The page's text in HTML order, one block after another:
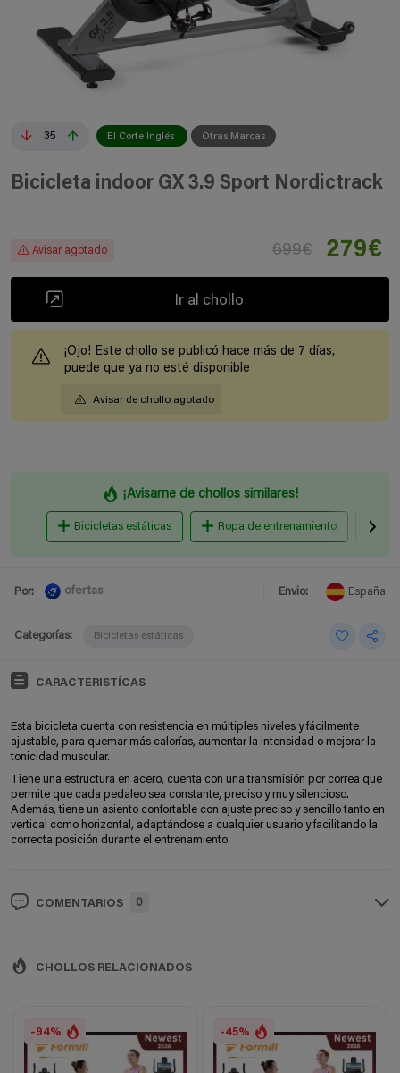
35 El Corte Inglés Otras Marcas
Bicicleta indoor GX 3.9 Sport Nordictrack
Avisar agotado 699€ 279€
Ir al chollo
¡Ojo! Este chollo se publicó hace más de 7 días,
puede que ya no esté disponible
Avisar de chollo agotado
¡Avisame de chollos similares!
Bicicletas estáticas Ropa de entrenamiento
Por: ofertas Envio: España
Categorías: Bicicletas estáticas
CARACTERISTÍCAS
Esta bicicleta cuenta con resistencia en múltiples niveles y fácilmente
ajustable, para quemar más calorías, aumentar la intensidad o mejorar la
tonicidad muscular.
Tiene una estructura en acero, cuenta con una transmisión por correa que
permite que cada pedaleo sea constante, preciso y muy silencioso.
Además, tiene un asiento confortable con ajuste preciso y sencillo tanto en
vertical como horizontal, adaptándose a cualquier usuario y facilitando la
correcta posición durante el entrenamiento.
COMENTARIOS 0
CHOLLOS RELACIONADOS
-94% -45%